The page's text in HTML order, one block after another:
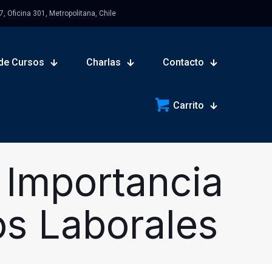
Oficina 301, Metropolitana, Chile
Cursos Charlas Contacto
Carrito
Laborales